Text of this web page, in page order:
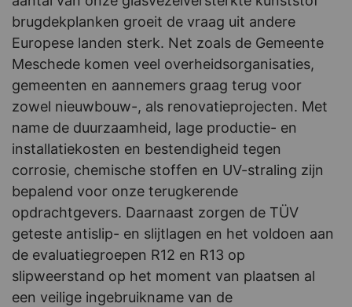
brugdekplanken groeit de vraag uit andere
Europese landen sterk. Net zoals de Gemeente
Meschede komen veel overheidsorganisaties,
gemeenten en aannemers graag terug voor
zowel nieuwbouw-, als renovatieprojecten. Met
name de duurzaamheid, lage productie- en
installatiekosten en bestendigheid tegen
corrosie, chemische stoffen en UV-straling zijn
bepalend voor onze terugkerende
opdrachtgevers. Daarnaast zorgen de TÜV
geteste antislip- en slijtlagen en het voldoen aan
de evaluatiegroepen R12 en R13 op
slipweerstand op het moment van plaatsen al
een veilige ingebruikname van de